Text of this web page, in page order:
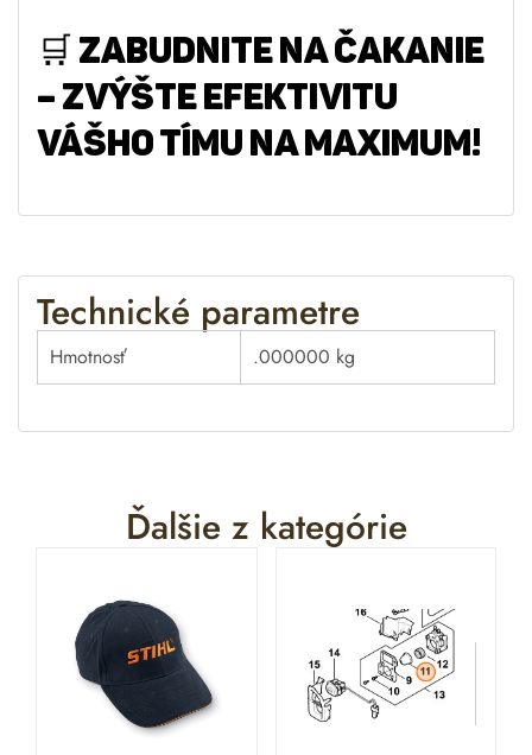
🛒 ZABUDNITE NA ČAKANIE
– ZVÝŠTE EFEKTIVITU
VÁŠHO TÍMU NA MAXIMUM!
Technické parametre
Hmotnosť .000000 kg
Ďalšie z kategórie